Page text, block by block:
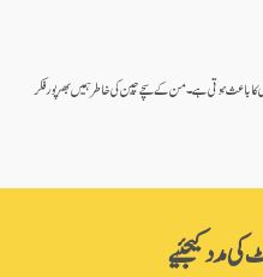
کا باعث ہوتی ہے۔ من کے سچے چین کی خاطر ہمیں بھرپور فکر
مدد کیجئیے